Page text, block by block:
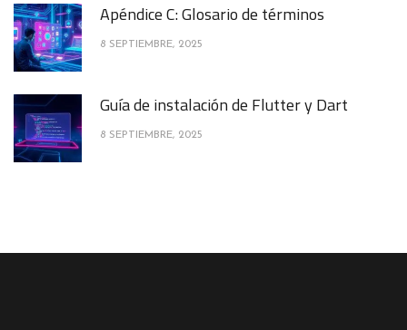
Apéndice C: Glosario de términos
8 SEPTIEMBRE, 2025
Guía de instalación de Flutter y Dart
8 SEPTIEMBRE, 2025